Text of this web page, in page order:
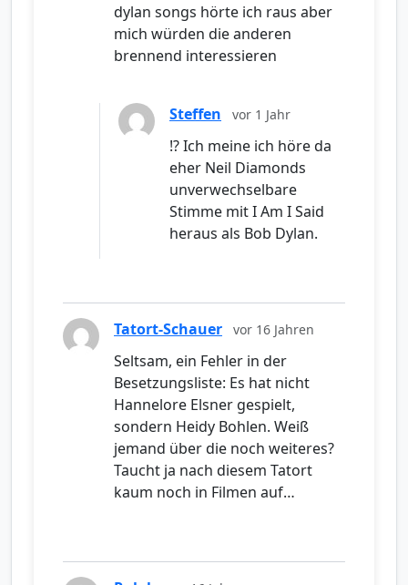
dylan songs hörte ich raus aber
mich würden die anderen
brennend interessieren
Steffen vor 1 Jahr
!? Ich meine ich höre da
eher Neil Diamonds
unverwechselbare
Stimme mit I Am I Said
heraus als Bob Dylan.
Tatort-Schauer vor 16 Jahren
Seltsam, ein Fehler in der
Besetzungsliste: Es hat nicht
Hannelore Elsner gespielt,
sondern Heidy Bohlen. Weiß
jemand über die noch weiteres?
Taucht ja nach diesem Tatort
kaum noch in Filmen auf…